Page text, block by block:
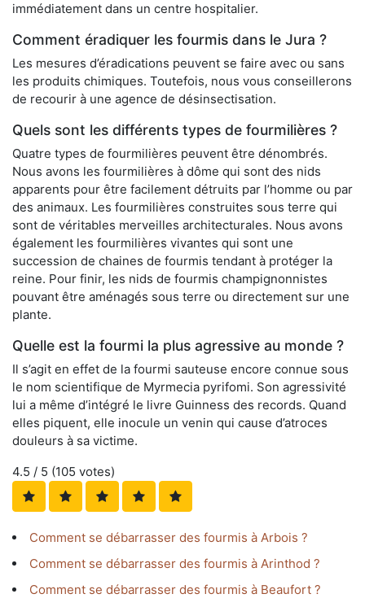
immédiatement dans un centre hospitalier.
Comment éradiquer les fourmis dans le Jura ?
Les mesures d’éradications peuvent se faire avec ou sans
les produits chimiques. Toutefois, nous vous conseillerons
de recourir à une agence de désinsectisation.
Quels sont les différents types de fourmilières ?
Quatre types de fourmilières peuvent être dénombrés.
Nous avons les fourmilières à dôme qui sont des nids
apparents pour être facilement détruits par l’homme ou par
des animaux. Les fourmilières construites sous terre qui
sont de véritables merveilles architecturales. Nous avons
également les fourmilières vivantes qui sont une
succession de chaines de fourmis tendant à protéger la
reine. Pour finir, les nids de fourmis champignonnistes
pouvant être aménagés sous terre ou directement sur une
plante.
Quelle est la fourmi la plus agressive au monde ?
Il s’agit en effet de la fourmi sauteuse encore connue sous
le nom scientifique de Myrmecia pyrifomi. Son agressivité
lui a même d’intégré le livre Guinness des records. Quand
elles piquent, elle inocule un venin qui cause d’atroces
douleurs à sa victime.
4.5 / 5 (105 votes)
Comment se débarrasser des fourmis à Arbois ?
Comment se débarrasser des fourmis à Arinthod ?
Comment se débarrasser des fourmis à Beaufort ?